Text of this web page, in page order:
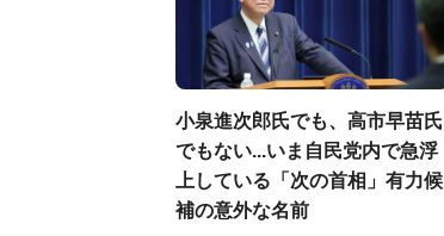
小泉進次郎氏でも、高市早苗氏
でもない...いま自民党内で急浮
上している「次の首相」有力候
補の意外な名前